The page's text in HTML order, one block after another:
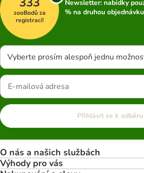
zooBodů za
registraci!
Newsletter: nabídky
% na druhou
Vyberte prosím alespoň jednu
Přihlásit se k odběru
O nás a našich službách
Výhody pro vás